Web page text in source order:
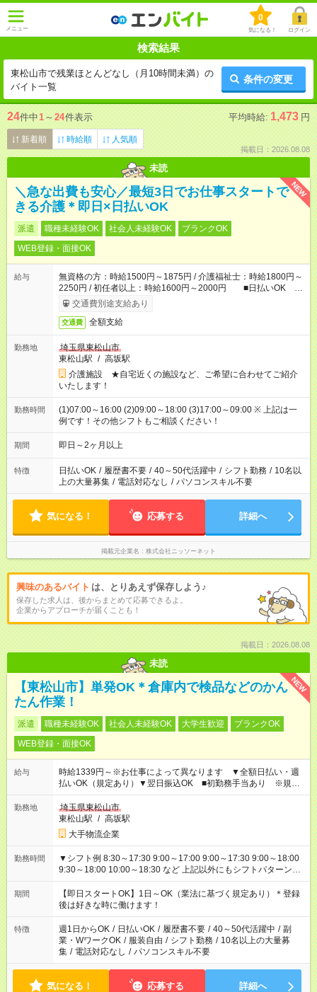
メニュー
0
気になる！ ログイン
検索結果
東松山市で残業ほとんどなし（月10時間未満）の
バイト一覧
条件の変更
24件中1 ～ 24件表示 平均時給: 1,473 円
新着順 時給順 人気順
掲載日：2026.08.08
未読
NEW
＼急な出費も安心／最短3日でお仕事スタートで
きる介護＊即日×日払いOK
派遣 職種未経験OK 社会人未経験OK
ブランクOK
WEB登録・面接OK
給与
無資格の方：時給1500円～1875円 / 介護福祉士：時給1800円～
2250円 / 初任者以上：時給1600円～2000円 ■日払いOK ■
日収例：1万2000円（時給1500円×8h）
交通費別途支給あり
交通費 全額支給
勤務地
埼玉県東松山市
東松山駅 / 高坂駅
介護施設 ★自宅近くの施設など、ご希望に合わせてご紹介
いたします！
勤務時間
(1)07:00～16:00 (2)09:00～18:00 (3)17:00～09:00 ※ 上記は一
例です！その他シフトもご相談ください！
期間 即日～2ヶ月以上
特徴 日払いOK / 履歴書不要 / 40～50代活躍中 / シフト勤務 / 10名以
上の大量募集 / 電話対応なし / パソコンスキル不要
気になる！ 応募する 詳細へ
掲載元企業名 株式会社ニッソーネット
興味のあるバイト は、とりあえず保存しよう♪
保存した求人は、後からまとめて応募できるよ。
企業からアプローチが届くことも！
掲載日：2026.08.08
未読
NEW
【東松山市】単発OK＊倉庫内で検品などのかん
たん作業！
派遣 職種未経験OK 社会人未経験OK 大学生歓迎
ブランクOK
WEB登録・面接OK
給与
時給1339円～※お仕事によって異なります ▼全額日払い・週
払いOK（規定あり）▼翌日振込OK ■初勤務手当あり ※規定
による
勤務地
埼玉県東松山市
東松山駅 / 高坂駅
大手物流企業
勤務時間
▼シフト例 8:30～17:30 9:00～17:00 9:00～17:30 9:00～18:00
9:30～18:00 10:00～18:30 など 上記以外にもシフトパターンは
あります！ ご都合を聞かせてください＾＾
期間
【即日スタートOK】1日～OK（業法に基づく規定あり）＊登録
後は好きな時に働けます！
特徴 週1日からOK / 日払いOK / 履歴書不要 / 40～50代活躍中 / 副
業・WワークOK / 服装自由 / シフト勤務 / 10名以上の大量募
集 / 電話対応なし / パソコンスキル不要
気になる！ 応募する 詳細へ